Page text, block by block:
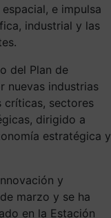
e impulsa
industrial y las
del Plan de
nuevas industrias
críticas, sectores
dirigido a
estratégica y
y
marzo y se ha
en la Estación